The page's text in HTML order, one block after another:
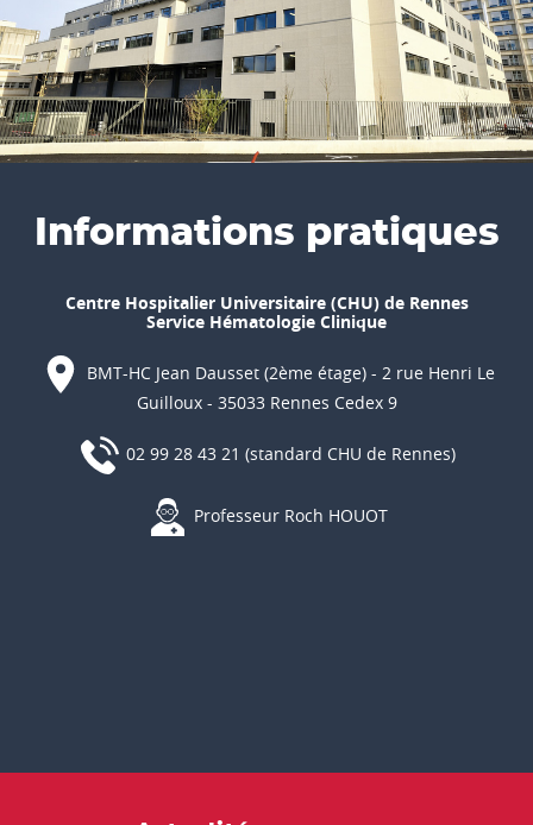
Informations pratiques
Centre Hospitalier Universitaire (CHU) de Rennes
Service Hématologie Clinique
BMT-HC Jean Dausset (2ème étage) - 2 rue Henri Le
Guilloux - 35033 Rennes Cedex 9
02 99 28 43 21 (standard CHU de Rennes)
Professeur Roch HOUOT